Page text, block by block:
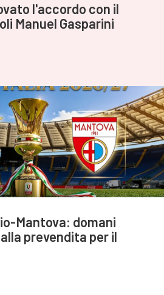
l'accordo con il
Manuel Gasparini
Mantova: domani
prevendita per il